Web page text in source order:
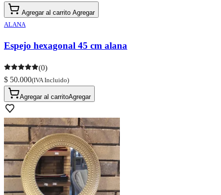
Agregar al carrito Agregar
ALANA
Espejo hexagonal 45 cm alana
(0)
$ 50.000(IVA Incluido)
Agregar al carritoAgregar